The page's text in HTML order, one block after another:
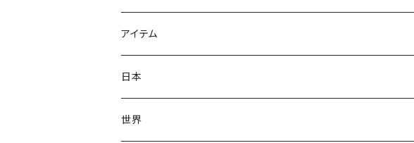
アイテム
Tシャツ
スタンダードTシャツ
ロンT(長袖)
日本
飛鳥時代
世界